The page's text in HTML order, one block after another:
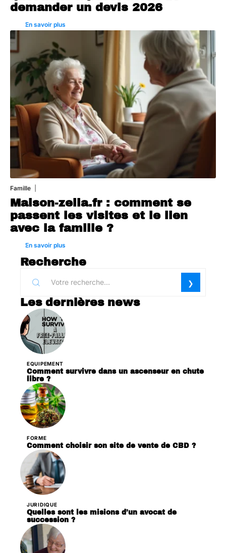
demander un devis 2026
En savoir plus
Famille
Maison-zelia.fr : comment se
passent les visites et le lien
avec la famille ?
En savoir plus
Recherche
Les dernières news
EQUIPEMENT
Comment survivre dans un ascenseur en chute
libre ?
FORME
Comment choisir son site de vente de CBD ?
JURIDIQUE
Quelles sont les misions d’un avocat de
succession ?